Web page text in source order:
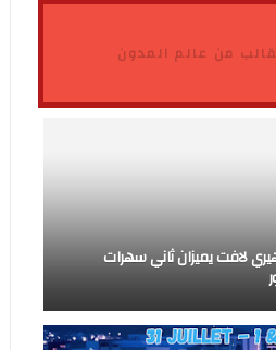
من عالم المدون
لافت يميزان ثاني سهرات